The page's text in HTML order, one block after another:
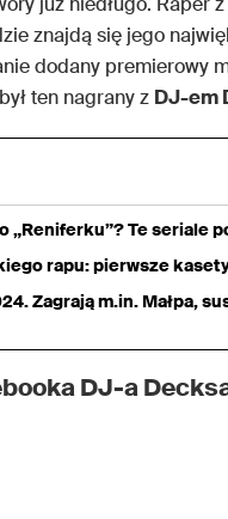
znajdą się jego
dodany premierowy
ten nagrany z DJ-em
„Reniferku”? Te seriale
rapu: pierwsze
Zagrają m.in. Małpa,
DJ-a